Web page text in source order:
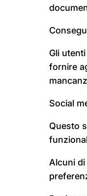
Gli
fornire
Social
Questo
Alcuni